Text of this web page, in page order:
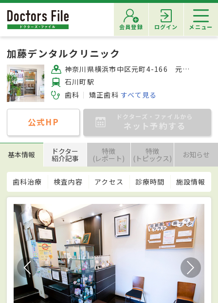
会員登録 ログイン メニュー
加藤デンタルクリニック
神奈川県横浜市中区元町4-166 元町ユニオン4F
石川町駅
歯科
矯正歯科 すべて見る
公式HP ドクターズ・ファイルから
ネット予約する
基本情報 ドクター
紹介記事
特徴
(レポート)
特徴
(トピックス) お知らせ
歯科治療 検査内容 アクセス 診療時間 施設情報